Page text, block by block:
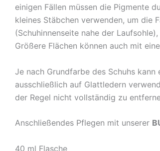
einigen Fällen müssen die Pigmente
kleines Stäbchen verwenden, um die
(Schuhinnenseite nahe der
Größere Flächen können auch mit
Je nach Grundfarbe des Schuhs
ausschließlich auf Glattledern
der Regel nicht vollständig zu
Anschließendes Pflegen mit unserer
40 ml Flasche